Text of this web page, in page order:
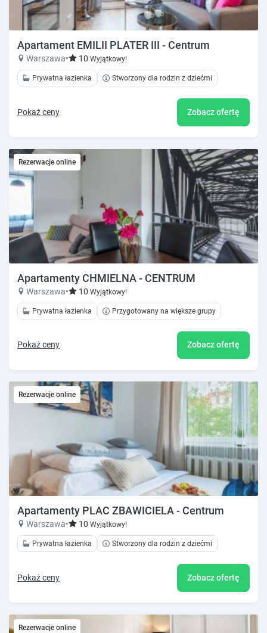
Apartament EMILII PLATER III - Centrum
Warszawa• 10 Wyjątkowy!
Prywatna łazienka Stworzony dla rodzin z dziećmi
Pokaż ceny Zobacz ofertę
Rezerwacje online
Apartamenty CHMIELNA - CENTRUM
Warszawa• 10 Wyjątkowy!
Prywatna łazienka Przygotowany na większe grupy
Pokaż ceny Zobacz ofertę
Rezerwacje online
Apartamenty PLAC ZBAWICIELA - Centrum
Warszawa• 10 Wyjątkowy!
Prywatna łazienka Stworzony dla rodzin z dziećmi
Pokaż ceny Zobacz ofertę
Rezerwacje online